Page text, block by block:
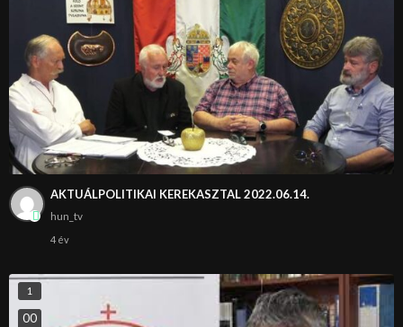
AKTUÁLPOLITIKAI KEREKASZTAL 2022.06.14.
hun_tv
4 év
1
00